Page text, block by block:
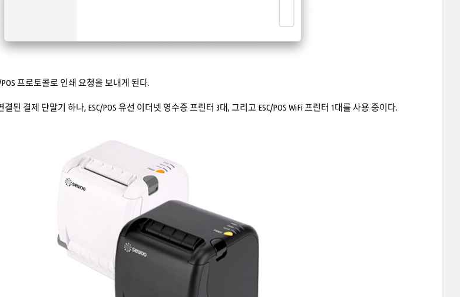
프로토콜로 인쇄 요청을 보내게 된다.
된 결제 단말기 하나, ESC/POS 유선 이더넷 영수증 프린터 3대, 그리고 ESC/POS WiFi 프린터 1대를 사용 중이다.